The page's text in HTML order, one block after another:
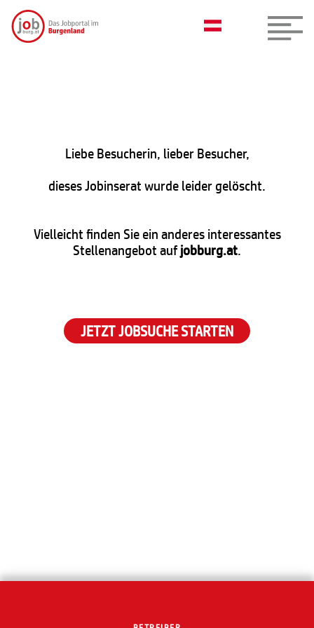
Liebe Besucherin, lieber Besucher,
dieses Jobinserat wurde leider gelöscht.
Vielleicht finden Sie ein anderes interessantes
Stellenangebot aufjobburg.at.
JETZT JOBSUCHE STARTEN